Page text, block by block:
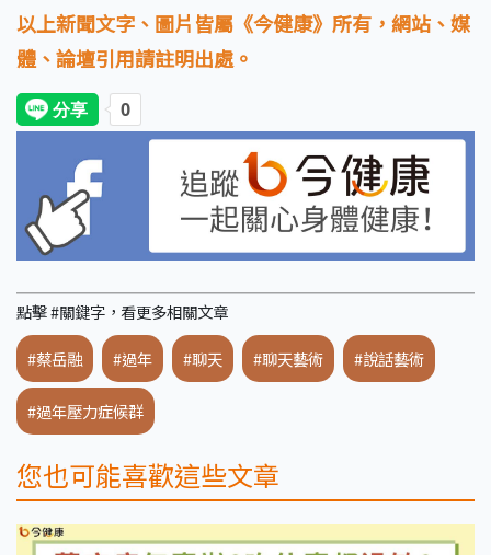
以上新聞文字、圖片皆屬《今健康》所有，網站、媒
體、論壇引用請註明出處。
點擊 #關鍵字，看更多相關文章
#蔡岳融 #過年 #聊天 #聊天藝術 #說話藝術
#過年壓力症候群
您也可能喜歡這些文章